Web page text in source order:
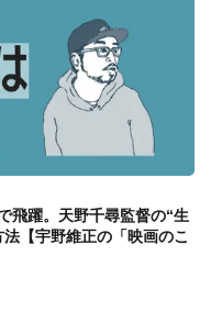
飛躍。天野千尋監督の“生
【宇野維正の「映画のこ